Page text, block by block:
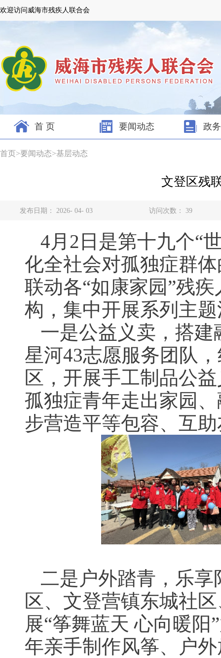
欢迎访问威海市残疾人联合会
首 页 要闻动态 政
首页>要闻动态>基层动态
文登区残
发布日期： 2026- 04- 03 访问次数： 39
4月2日是第十九个“
化全社会对孤独症群
联动各“如康家园”残
构，集中开展系列主
一是公益义卖，搭建
星河43志愿服务团队
区，开展手工制品公
孤独症青年走出家园
步营造平等包容、互
二是户外踏青，乐
区、文登营镇东城社
展“筝舞蓝天 心向暖
年亲手制作风筝、户